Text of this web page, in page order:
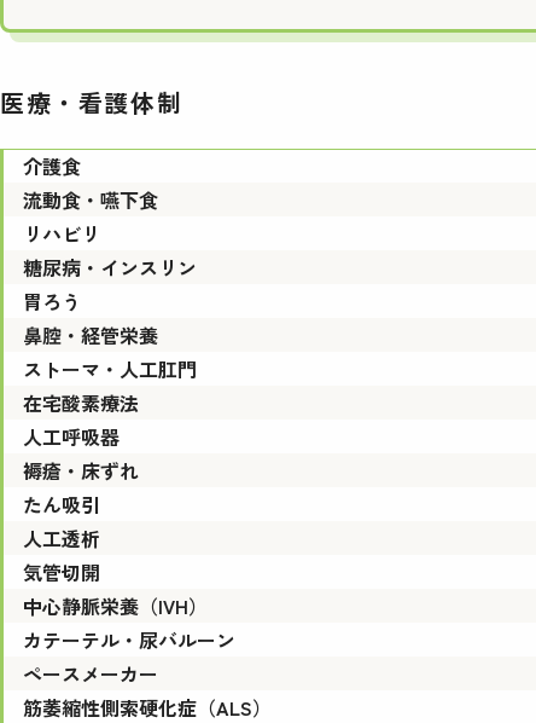
医療・看護体制
介護食
流動食・嚥下食
リハビリ
糖尿病・インスリン
胃ろう
鼻腔・経管栄養
ストーマ・人工肛門
在宅酸素療法
人工呼吸器
褥瘡・床ずれ
たん吸引
人工透析
気管切開
中心静脈栄養（IVH）
カテーテル・尿バルーン
ペースメーカー
筋萎縮性側索硬化症（ALS）